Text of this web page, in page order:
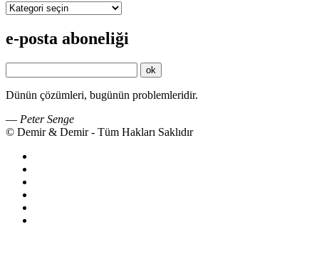
Kategoriler
e-posta aboneliği
Dünün çözümleri, bugünün problemleridir.
— Peter Senge
© Demir & Demir - Tüm Hakları Saklıdır
Menü